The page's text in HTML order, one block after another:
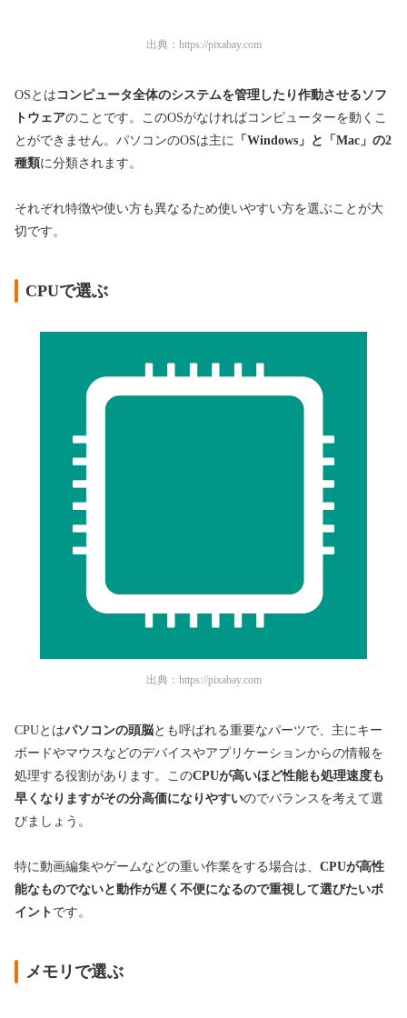
出典： https://pixabay.com
OSとは コンピュータ全体のシステムを管理したり作動させるソフ
トウェアのことです。このOSがなければコンピューターを動くこ
とができません。パソコンのOSは主に
「Windows」と「Mac」の2
種類に分類されます。
それぞれ特徴や使い方も異なるため使いやすい方を選ぶことが大
切です。
CPUで選ぶ
出典： https://pixabay.com
CPUとはパソコンの頭脳とも呼ばれる重要なパーツで、主にキー
ボードやマウスなどのデバイスやアプリケーションからの情報を
処理する役割があります。このCPUが高いほど性能も処理速度も
早くなりますがその分高価になりやすいのでバランスを考えて選
びましょう。
特に動画編集やゲームなどの重い作業をする場合は、 CPUが高性
能なものでないと動作が遅く不便になるので重視して選びたいポ
イント です。
メモリで選ぶ